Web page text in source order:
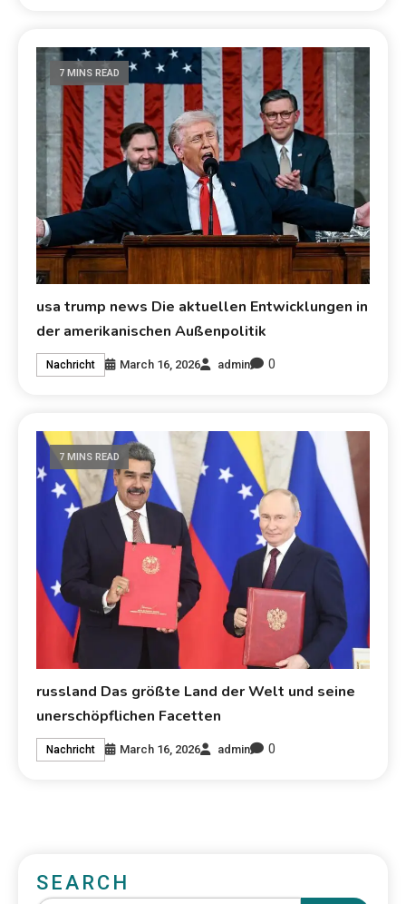
7 MINS READ
usa trump news Die aktuellen Entwicklungen in
der amerikanischen Außenpolitik
Nachricht March 16, 2026 admin 0
7 MINS READ
russland Das größte Land der Welt und seine
unerschöpflichen Facetten
Nachricht March 16, 2026 admin 0
SEARCH